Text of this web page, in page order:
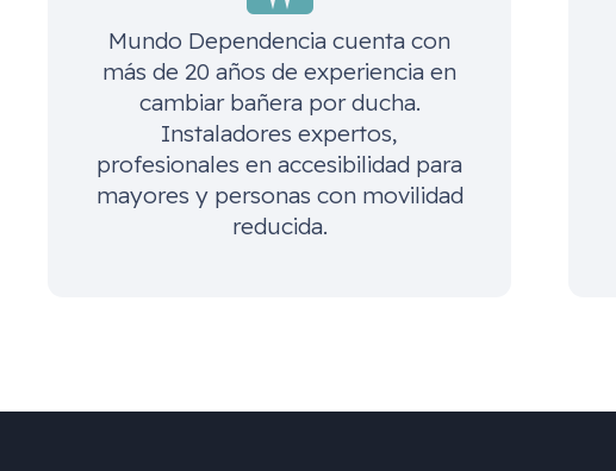
Mundo Dependencia cuenta con
más de 20 años de experiencia en
cambiar bañera por ducha.
Instaladores expertos,
profesionales en accesibilidad para
mayores y personas con movilidad
reducida.